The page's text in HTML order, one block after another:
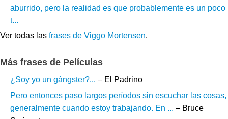
aburrido, pero la realidad es que probablemente es un poco
t...
Ver todas las frases de Viggo Mortensen.
Más frases de Películas
¿Soy yo un gángster?... – El Padrino
Pero entonces paso largos períodos sin escuchar las cosas,
generalmente cuando estoy trabajando. En ... – Bruce